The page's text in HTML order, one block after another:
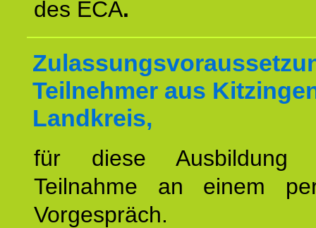
des ECA.
Teilnehmer aus
Landkreis,
für diese
Teilnahme an einem
Vorgespräch.